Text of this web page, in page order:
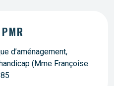
d’aménagement,
(Mme Françoise